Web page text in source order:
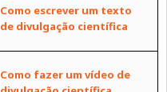
Como escrever um texto
de divulgação científica
Como fazer um vídeo de